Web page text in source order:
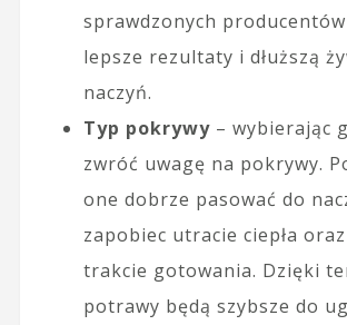
sprawdzonych
lepsze rezultaty i dłuższą
naczyń.
Typ pokrywy– wybierając
zwróć uwagę na pokrywy.
one dobrze pasować do
zapobiec utracie ciepła
trakcie gotowania. Dzięki
potrawy będą szybsze do